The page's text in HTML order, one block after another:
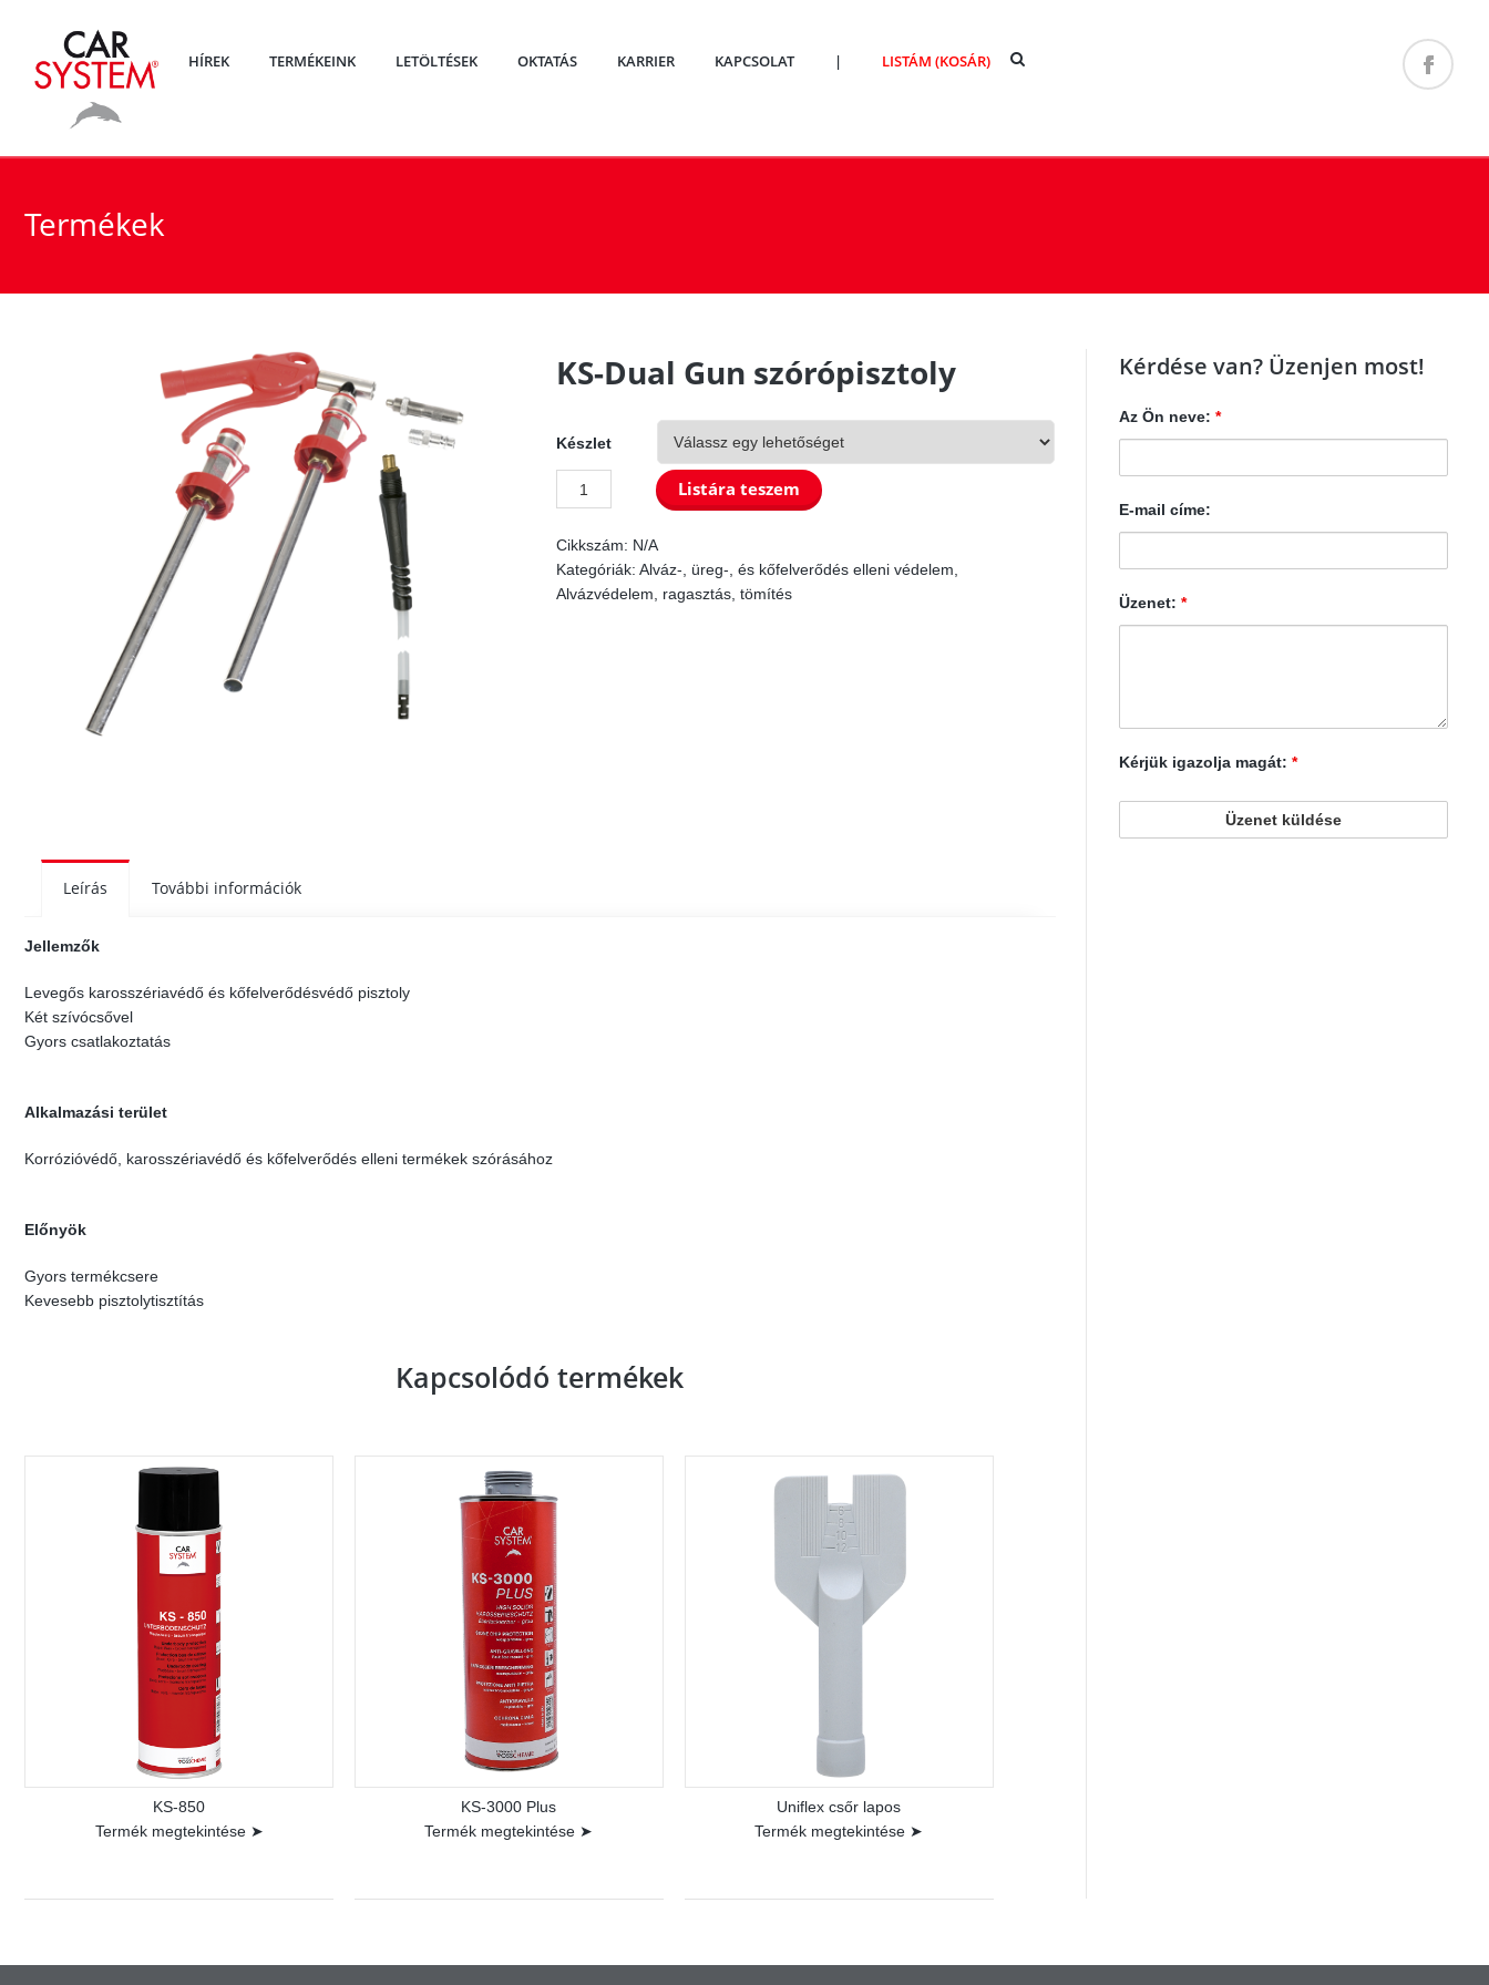
HÍREK TERMÉKEINK LETÖLTÉSEK OKTATÁS KARRIER KAPCSOLAT | LISTÁM (KOSÁR)
Termékek
KS-Dual Gun szórópisztoly
Készlet
KS-
Gun
szórópisztoly
Listára teszem
Cikkszám: N/A
Kategóriák:Alváz-, üreg-, és kőfelverődés elleni védelem
Alvázvédelem, ragasztás, tömítés
Leírás További információk
Jellemzők
Levegős karosszériavédő és kőfelverődésvédő pisztoly
Két szívócsővel
Gyors csatlakoztatás
Alkalmazási terület
Korrózióvédő, karosszériavédő és kőfelverődés elleni termékek szórásához
Előnyök
Gyors termékcsere
Kevesebb pisztolytisztítás
Kapcsolódó termékek
KS-850
Termék megtekintése ➤
KS-3000 Plus
Termék megtekintése ➤
Uniflex csőr lapos
Termék megtekintése ➤
Kérdése van? Üzenjen most!
Az Ön neve: *
E-mail címe:
Üzenet: *
Kérjük igazolja magát: *